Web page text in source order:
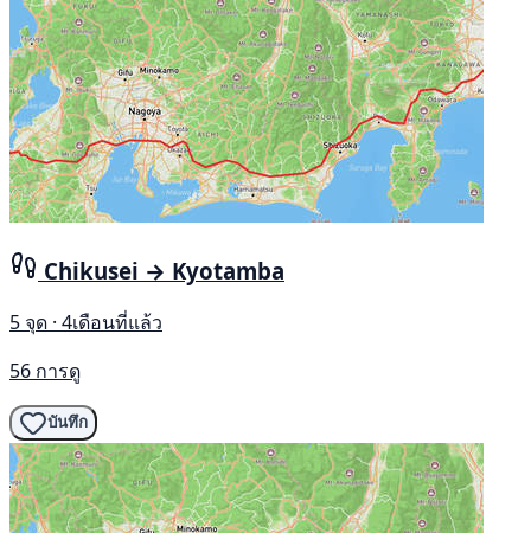
Chikusei → Kyotamba
5 จุด · 4เดือนที่แล้ว
56 การดู
บันทึก